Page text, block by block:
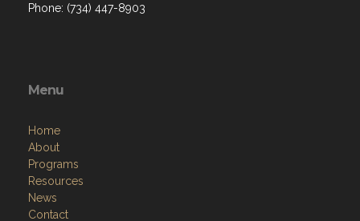
Phone: (734) 447-8903
Menu
Home
About
Programs
Resources
News
Contact